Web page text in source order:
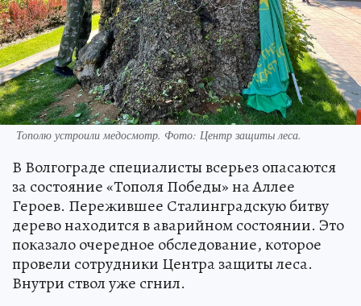
Тополю устроили медосмотр. Фото: Центр защиты леса.
В Волгограде специалисты всерьез опасаются
за состояние «Тополя Победы» на Аллее
Героев. Пережившее Сталинградскую битву
дерево находится в аварийном состоянии. Это
показало очередное обследование, которое
провели сотрудники Центра защиты леса.
Внутри ствол уже сгнил.